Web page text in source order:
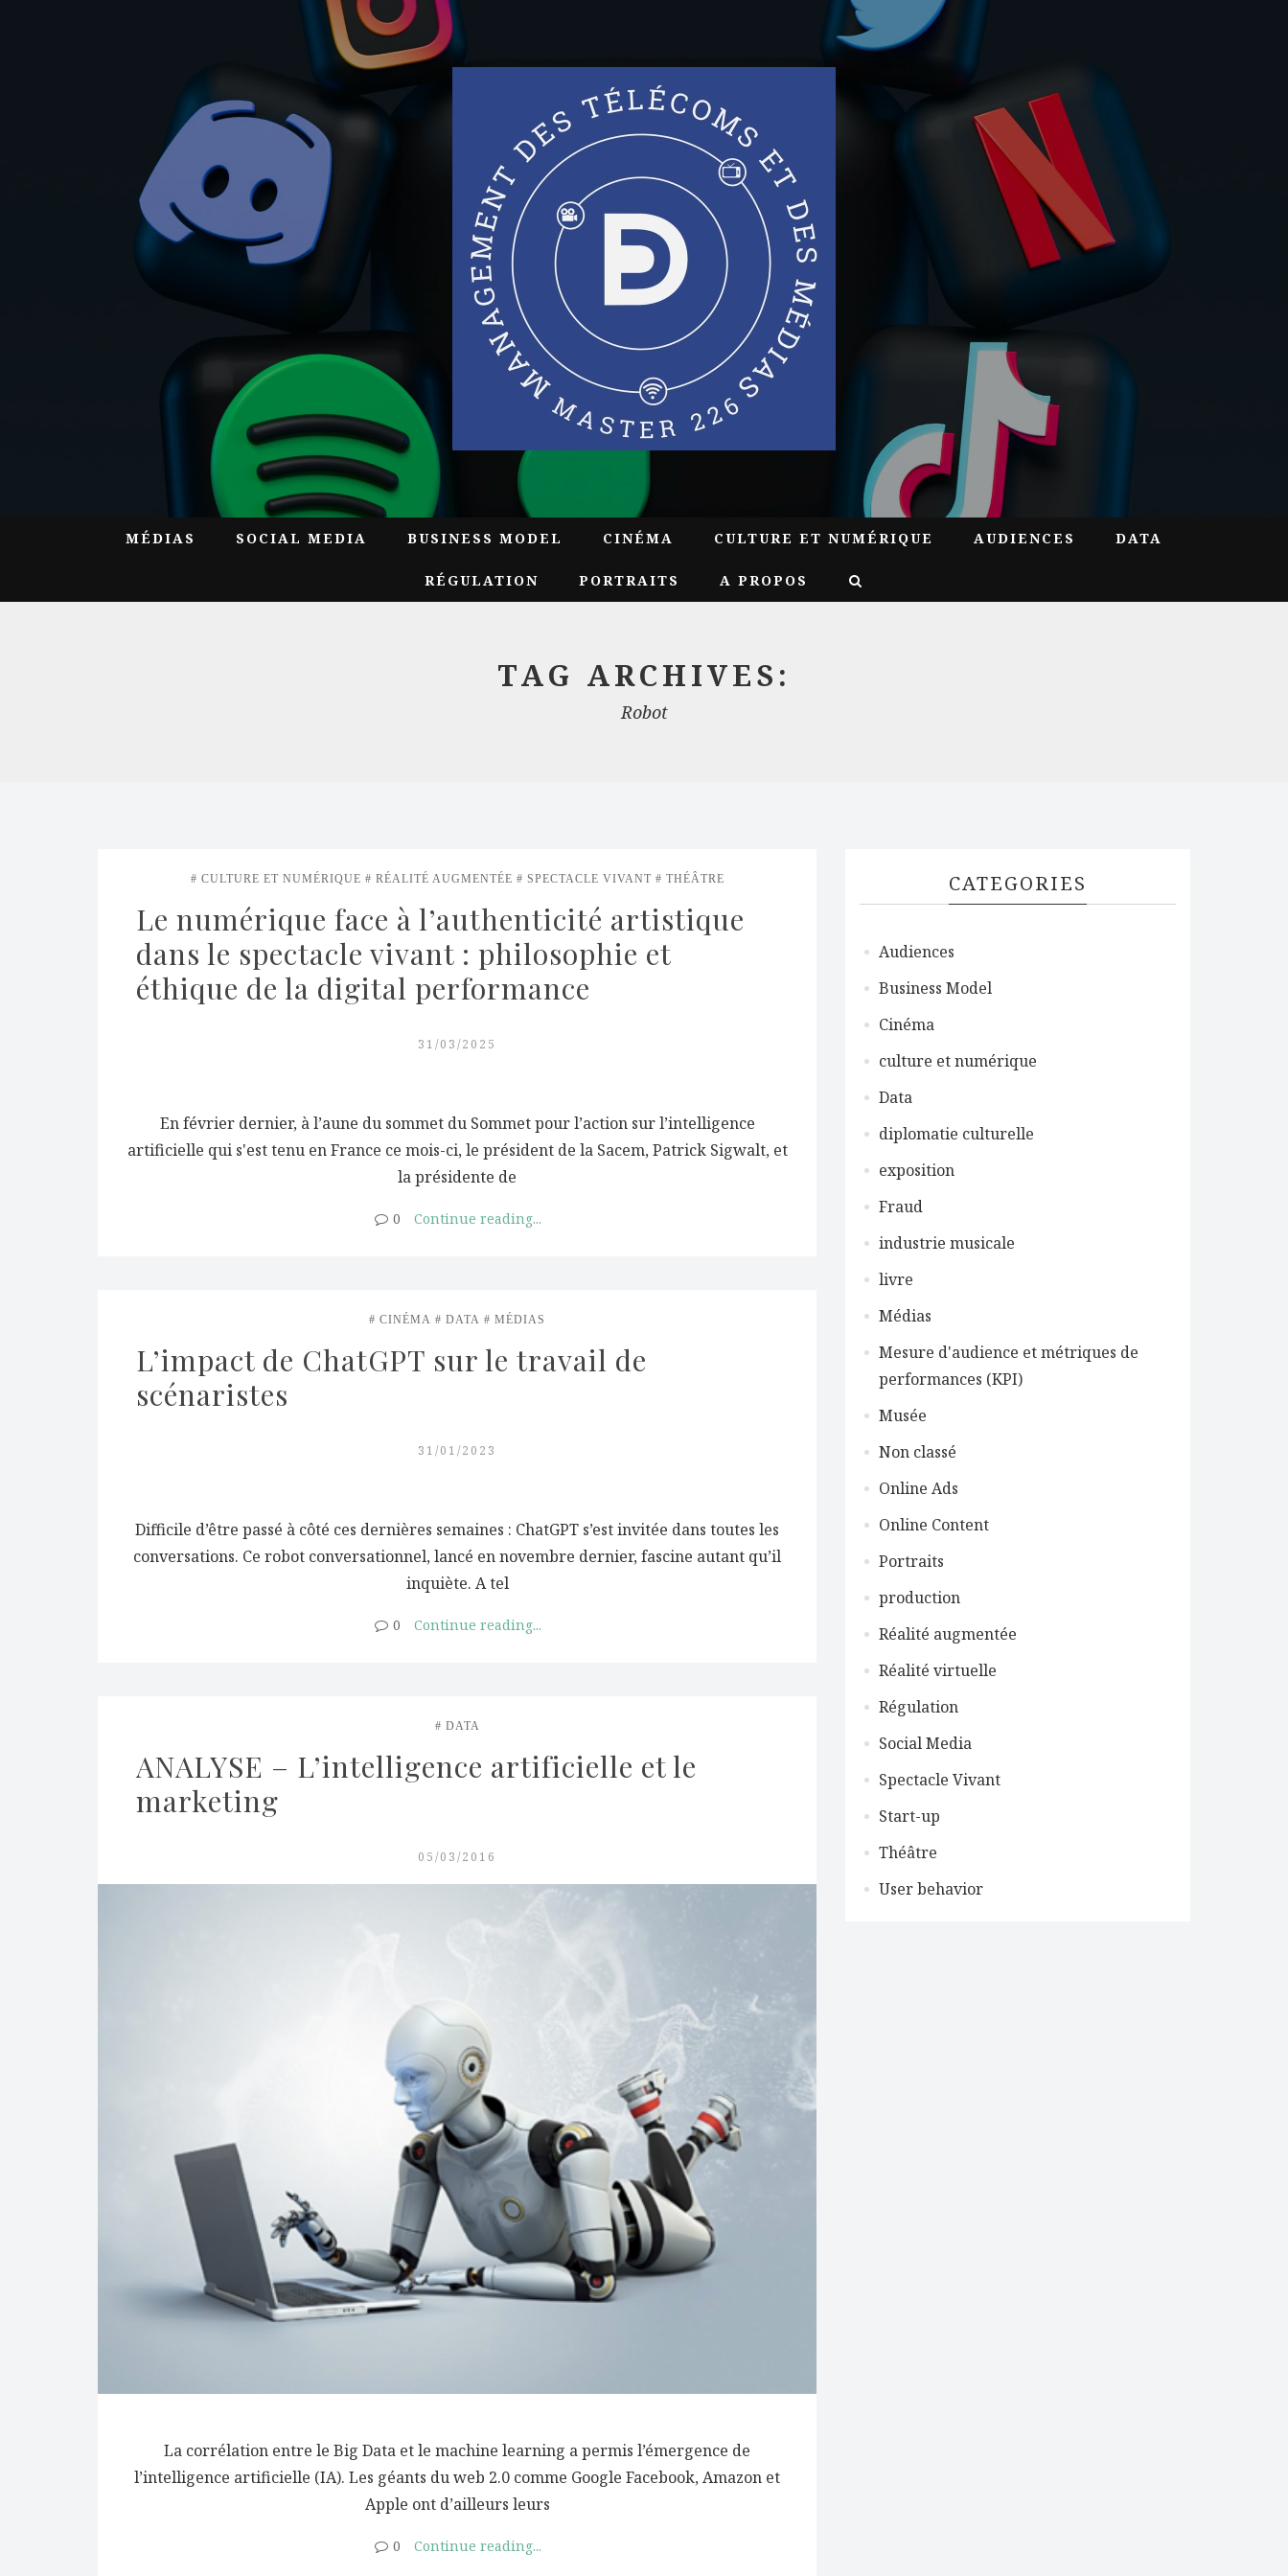
MÉDIAS SOCIAL MEDIA BUSINESS MODEL CINÉMA CULTURE ET NUMÉRIQUE AUDIENCES DATA
RÉGULATION PORTRAITS A PROPOS
TAG ARCHIVES:
Robot
CULTURE ET NUMÉRIQUE RÉALITÉ AUGMENTÉE SPECTACLE VIVANT THÉÂTRE
Le numérique face à l’authenticité artistique
dans le spectacle vivant : philosophie et
éthique de la digital performance
31/03/2025
En février dernier, à l’aune du sommet du Sommet pour l’action sur l’intelligence
artificielle qui s'est tenu en France ce mois-ci, le président de la Sacem, Patrick Sigwalt, et
la présidente de
0 Continue reading...
CINÉMA DATA MÉDIAS
L’impact de ChatGPT sur le travail de
scénaristes
31/01/2023
Difficile d’être passé à côté ces dernières semaines : ChatGPT s’est invitée dans toutes les
conversations. Ce robot conversationnel, lancé en novembre dernier, fascine autant qu’il
inquiète. A tel
0 Continue reading...
DATA
ANALYSE – L’intelligence artificielle et le
marketing
05/03/2016
La corrélation entre le Big Data et le machine learning a permis l’émergence de
l’intelligence artificielle (IA). Les géants du web 2.0 comme Google Facebook, Amazon et
Apple ont d’ailleurs leurs
0 Continue reading...
CATEGORIES
Audiences
Business Model
Cinéma
culture et numérique
Data
diplomatie culturelle
exposition
Fraud
industrie musicale
livre
Médias
Mesure d'audience et métriques de
performances (KPI)
Musée
Non classé
Online Ads
Online Content
Portraits
production
Réalité augmentée
Réalité virtuelle
Régulation
Social Media
Spectacle Vivant
Start-up
Théâtre
User behavior